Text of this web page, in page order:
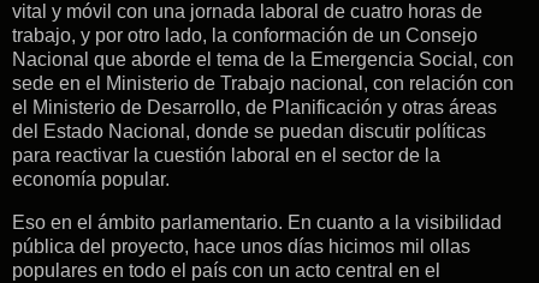
vital y móvil con una jornada laboral de cuatro horas de
trabajo, y por otro lado, la conformación de un Consejo
Nacional que aborde el tema de la Emergencia Social, con
sede en el Ministerio de Trabajo nacional, con relación con
el Ministerio de Desarrollo, de Planificación y otras áreas
del Estado Nacional, donde se puedan discutir políticas
para reactivar la cuestión laboral en el sector de la
economía popular.
Eso en el ámbito parlamentario. En cuanto a la visibilidad
pública del proyecto, hace unos días hicimos mil ollas
populares en todo el país con un acto central en el